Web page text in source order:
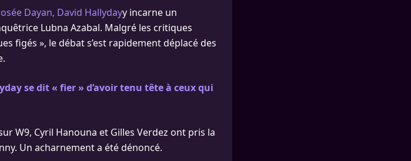
Dayan, David Hallydayy incarne un
Lubna Azabal. Malgré les critiques
figés », le débat s’est rapidement déplacé des
se dit « fier » d’avoir tenu tête à ceux qui
W9, Cyril Hanouna et Gilles Verdez ont pris la
Un acharnement a été dénoncé.